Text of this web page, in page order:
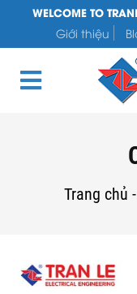
WELCOME TO
Giới thiệu
Trang chủ -